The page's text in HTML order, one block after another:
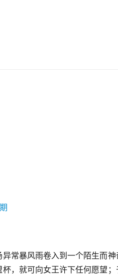
常暴风雨卷入到一个陌生而
，就可向女王许下任何愿望